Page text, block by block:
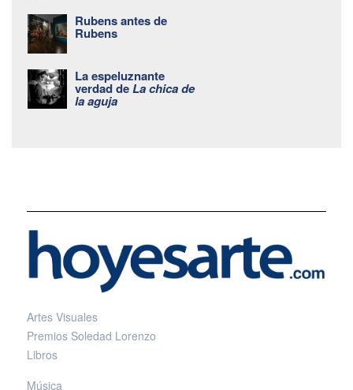
Rubens antes de
Rubens
La espeluznante
verdad deLa chica de
la aguja
Artes Visuales
Premios Soledad Lorenzo
Libros
Música